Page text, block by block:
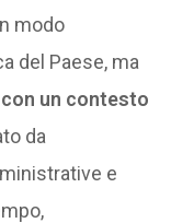
modo
del Paese, ma
un contesto
da
e